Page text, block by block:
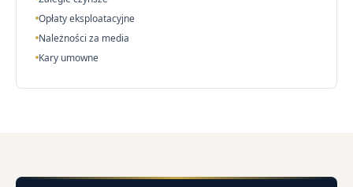
Opłaty eksploatacyjne
Należności za media
Kary umowne